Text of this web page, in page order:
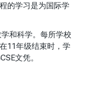
的学习是为国际学
和科学。每所学校
11年级结束时，学
文凭。